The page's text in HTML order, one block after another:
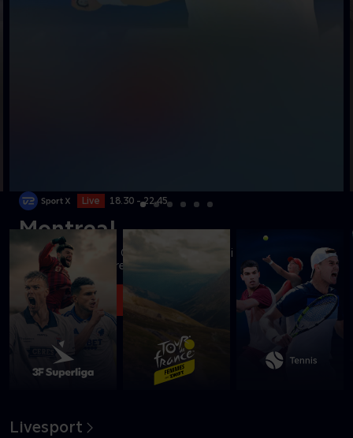
Live 18.30 - 22.45
Montreal
Se kampen mellem Griekspoor og Arnaldi fra ATP 1000-
turneringen i Montreal
Se med nu
Livesport